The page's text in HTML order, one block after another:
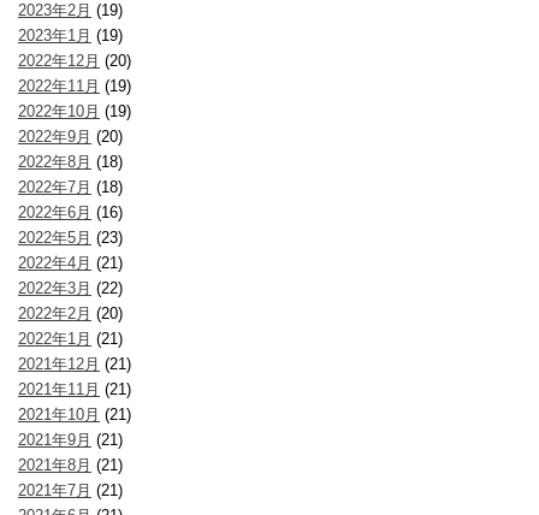
2023年2月 (19)
2023年1月 (19)
2022年12月 (20)
2022年11月 (19)
2022年10月 (19)
2022年9月 (20)
2022年8月 (18)
2022年7月 (18)
2022年6月 (16)
2022年5月 (23)
2022年4月 (21)
2022年3月 (22)
2022年2月 (20)
2022年1月 (21)
2021年12月 (21)
2021年11月 (21)
2021年10月 (21)
2021年9月 (21)
2021年8月 (21)
2021年7月 (21)